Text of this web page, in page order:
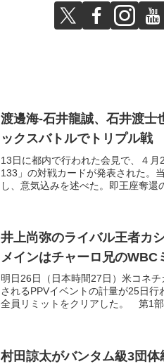
渡邊海-石井龍誠、石井渡
ックスバトルでトリプル戦
13日に都内で行われた会見で、４
133」の対戦カードが発表された。
し、意気込みを述べた。即王座奪還
井上尚弥のライバル王者カ
メインはチャーロ兄のWBC
明日26日（日本時間27日）米コネ
されるPPVイベントの計量が25日
全員リミットをクリアした。 第1部
村田諒太がバンタム級3団